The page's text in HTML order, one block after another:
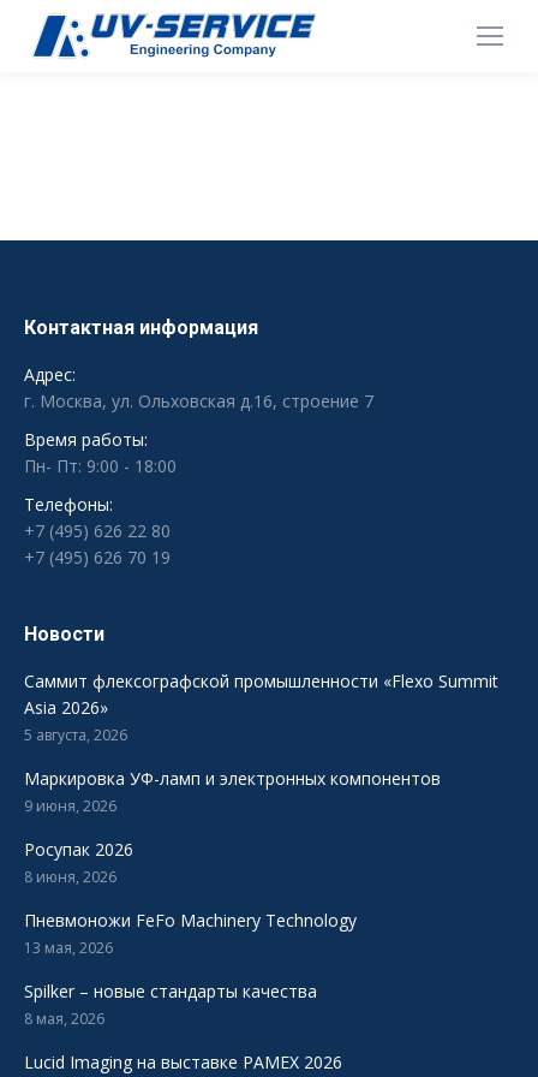
Контактная информация
Адрес:
г. Москва, ул. Ольховская д.16, строение 7
Время работы:
Пн- Пт: 9:00 - 18:00
Телефоны:
+7 (495) 626 22 80
+7 (495) 626 70 19
Новости
Саммит флексографской промышленности «Flexo Summit
Asia 2026»
5 августа, 2026
Маркировка УФ-ламп и электронных компонентов
9 июня, 2026
Росупак 2026
8 июня, 2026
Пневмоножи FeFo Machinery Technology
13 мая, 2026
Spilker – новые стандарты качества
8 мая, 2026
Lucid Imaging на выставке PAMEX 2026